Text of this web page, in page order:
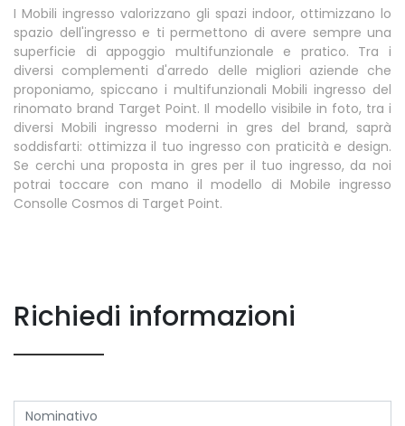
I Mobili ingresso valorizzano gli spazi indoor, ottimizzano lo
spazio dell'ingresso e ti permettono di avere sempre una
superficie di appoggio multifunzionale e pratico. Tra i
diversi complementi d'arredo delle migliori aziende che
proponiamo, spiccano i multifunzionali Mobili ingresso del
rinomato brand Target Point. Il modello visibile in foto, tra i
diversi Mobili ingresso moderni in gres del brand, saprà
soddisfarti: ottimizza il tuo ingresso con praticità e design.
Se cerchi una proposta in gres per il tuo ingresso, da noi
potrai toccare con mano il modello di Mobile ingresso
Consolle Cosmos di Target Point.
Richiedi informazioni